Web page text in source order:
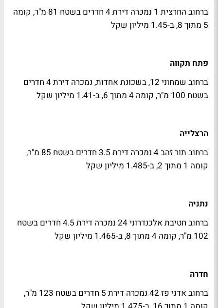
ברחוב החרצית 1 נמכרה דירת 4 חדרים בשטח 81 מ"ר, קומה
5 מתוך 8, ב-1.45 מיליון שקל
פתח תקווה
ברחוב שמחוני 12, בשכונת אחדות, נמכרה דירת 4 חדרים
בשטח 100 מ"ר, קומה 4 מתוך 6, ב-1.41 מיליון שקל
הרצלייה
ברחוב תור זהב 4 נמכרה דירת 3.5 חדרים בשטח 85 מ"ר,
קומה 1 מתוך 2, ב-1.485 מיליון שקל
נתניה
ברחוב חטיבת אלכנדרוני 24 נמכרה דירת 4.5 חדרים בשטח
102 מ"ר, קומה 4 מתוך 8, ב-1.465 מיליון שקל
חדרה
ברחוב אדני פז 42 נמכרה דירת 5 חדרים בשטח 123 מ"ר,